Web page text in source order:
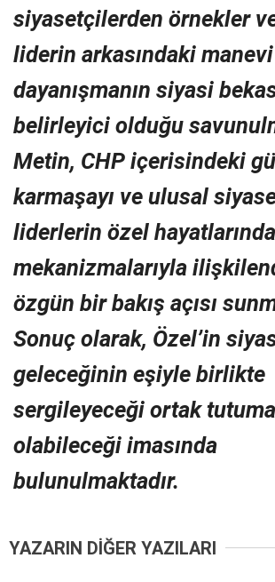
siyasetçilerden örnekler
liderin arkasındaki manevi
dayanışmanın siyasi
belirleyici olduğu
Metin, CHP içerisindeki
karmaşayı ve ulusal
liderlerin özel
mekanizmalarıyla
özgün bir bakış açısı
Sonuç olarak, Özel’in
geleceğinin eşiyle birlikte
sergileyeceği ortak
olabileceği imasında
bulunulmaktadır.
YAZARIN DİĞER YAZILARI